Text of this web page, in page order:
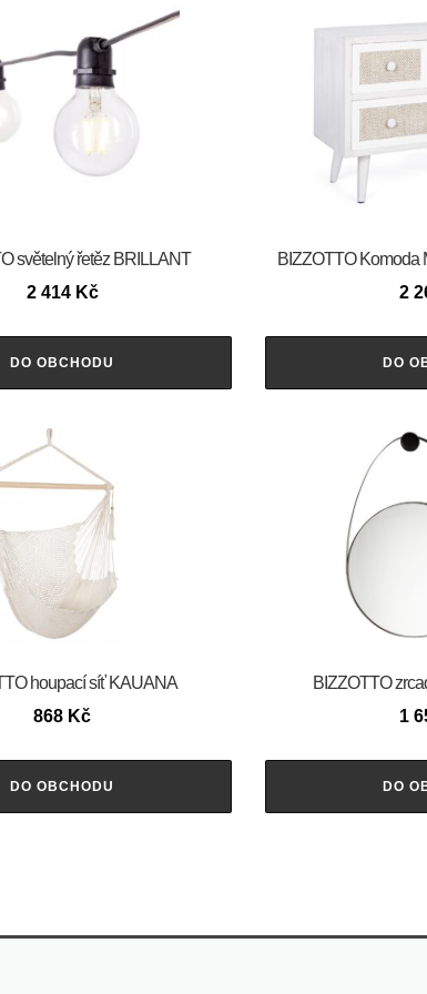
světelný řetěz BRILLANT
2 414 Kč
DO OBCHODU
BIZZOTTO Komoda
2
DO
houpací síť KAUANA
868 Kč
DO OBCHODU
BIZZOTTO
1
DO